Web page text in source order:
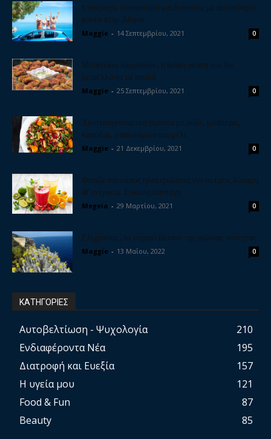
5 υπέροχοι προορισμοί για διακοπές με αυτοκίνητο
κοντά στην Αθήνα
Maggie - 14 Σεπτεμβρίου, 2021 0
Μπιφτέκια λαχανικών, η θεϊκή γεύση που θα
ξετρελλάνει τα παιδιά
Maggie - 25 Σεπτεμβρίου, 2021 0
Χριστουγεννιάτικη σαλάτα με ρόδι, γραβιέρα,
καρύδια, μπαλσάμικο και μέλι
Maggie - 21 Δεκεμβρίου, 2021 0
Φτιάξε σπιτικούς ηλεκτρολύτες για να έχεις δύναμη
& ενέργεια. Εύκολη συνταγή
Megeia - 29 Μαρτίου, 2021 0
Ελίχρυσος, το ισχυρό βότανο της αιώνιας νεότητας
Maggie - 13 Μαΐου, 2022 0
ΚΑΤΗΓΟΡΙΕΣ
Αυτοβελτίωση - Ψυχολογία
210
Ενδιαφέροντα Νέα
195
Διατροφή και Ευεξία
157
Η υγεία μου
121
Food & Fun
87
Beauty
85